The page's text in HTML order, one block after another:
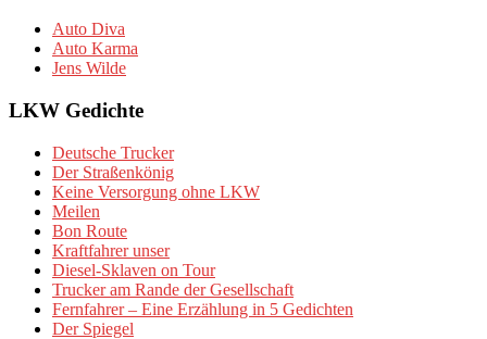
Auto Diva
Auto Karma
Jens Wilde
LKW Gedichte
Deutsche Trucker
Der Straßenkönig
Keine Versorgung ohne LKW
Meilen
Bon Route
Kraftfahrer unser
Diesel-Sklaven on Tour
Trucker am Rande der Gesellschaft
Fernfahrer – Eine Erzählung in 5 Gedichten
Der Spiegel